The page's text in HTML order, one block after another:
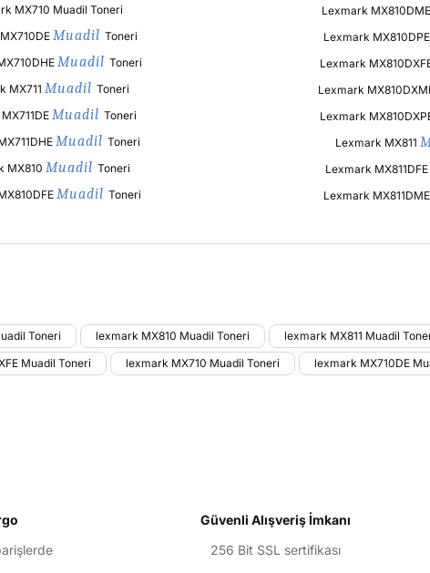
MX710 Muadil Toneri
Muadil Toneri
Muadil Toneri
MX711 Muadil Toneri
Muadil Toneri
Muadil Toneri
MX810 Muadil Toneri
Muadil Toneri
Lexmark MX810DME
Lexmark MX810DPE
Lexmark
Lexmark
Lexmark
Lexmark MX811
Lexmark MX811DFE
Lexmark MX811DME
Bu ürüne ilk
teşekkür ederiz.
veya görüntülenemiyor.
Toneri lexmark MX810 Muadil Toneri lexmark MX811 Muadil
Muadil Toneri
lexmark MX710 Muadil Toneri lexmark MX710DE
Güvenli Alışveriş İmkanı
256 Bit SSL sertifikası